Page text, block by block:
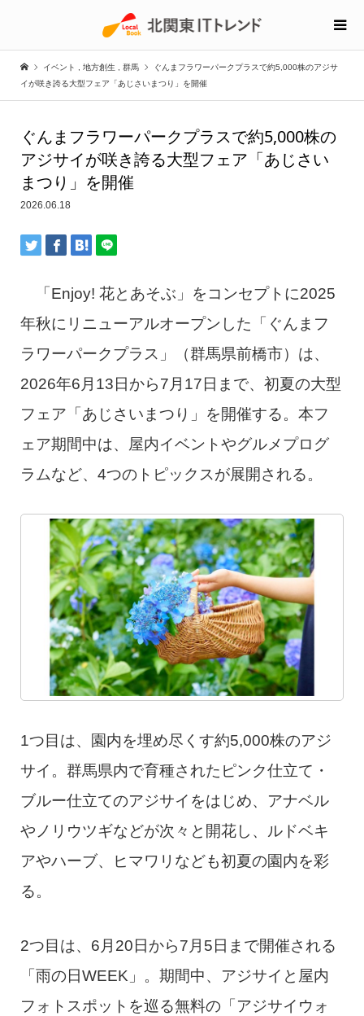
イベント 地方創生 群馬
ぐんまフラワーパークプラスで約5,000株のアジサ
イが咲き誇る大型フェア「あじさいまつり」を開催
ぐんまフラワーパークプラスで約5,000株の
アジサイが咲き誇る大型フェア「あじさい
まつり」を開催
2026.06.18
「Enjoy! 花とあそぶ」をコンセプトに2025
年秋にリニューアルオープンした「ぐんまフ
ラワーパークプラス」（群馬県前橋市）は、
2026年6月13日から7月17日まで、初夏の大型
フェア「あじさいまつり」を開催する。本フ
ェア期間中は、屋内イベントやグルメプログ
ラムなど、4つのトピックスが展開される。
1つ目は、園内を埋め尽くす約5,000株のアジ
サイ。群馬県内で育種されたピンク仕立て・
ブルー仕立てのアジサイをはじめ、アナベル
やノリウツギなどが次々と開花し、ルドベキ
アやハーブ、ヒマワリなども初夏の園内を彩
る。
2つ目は、6月20日から7月5日まで開催される
「雨の日WEEK」。期間中、アジサイと屋内
フォトスポットを巡る無料の「アジサイウォ